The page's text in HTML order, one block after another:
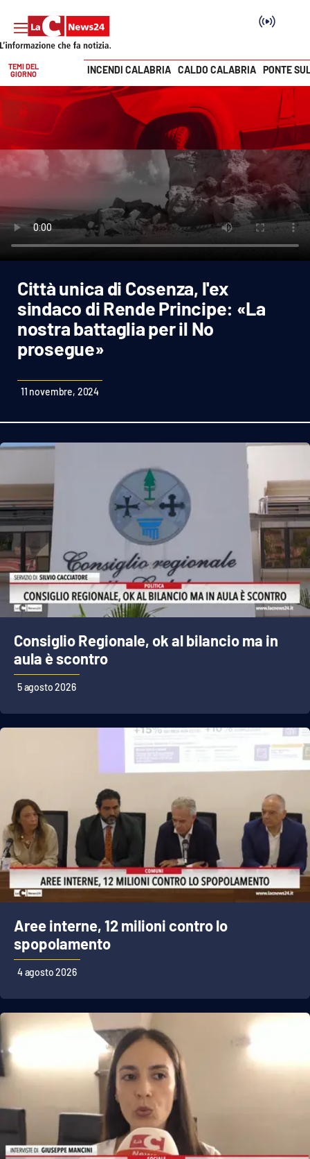
SEZIONI
Cronaca
Politica
Attualità
Economia e lavoro
Italia Mondo
Sanità
Sport
Cultura
Podcast
Editoriali
VIDEO
Ambiente
Cronaca
Cultura
Economia e Lavoro
Sport
RUBRICHE
Parchi Marini Calabria
Leggendo Alvaro insieme
Imprese Di Calabria
Le perfidie di Antonella Grippo
Venti di comunicazione
STREAMING
Vai
TEMI DEL
GIORNO
INCENDI CALABRIA CALDO CALABRIA PONTE
Città unica di Cosenza, l'ex
sindaco di Rende Principe: «La
nostra battaglia per il No
prosegue»
11 novembre, 2024
Consiglio Regionale, ok al bilancio ma in
aula è scontro
5 agosto 2026
Aree interne, 12 milioni contro lo
spopolamento
4 agosto 2026